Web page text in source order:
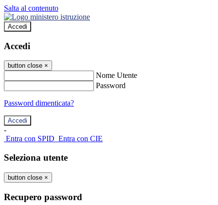
Salta al contenuto
Accedi
Accedi
button close ×
Nome Utente
Password
Password dimenticata?
-
Entra con SPID Entra con CIE
Seleziona utente
button close ×
Recupero password